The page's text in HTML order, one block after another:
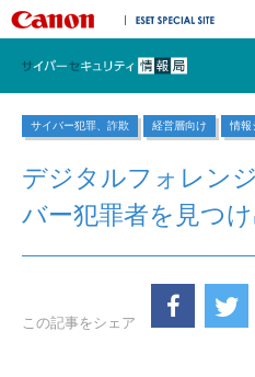
キヤノンマーケテ
サイバー犯罪、詐欺 経営層向け 情報
デジタルフォレン
バー犯罪者を見つ
この記事をシェア